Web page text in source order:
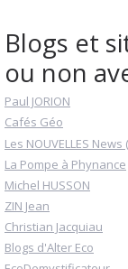
Blogs et
ou non
Paul JORION
Cafés Géo
Les NOUVELLES
La Pompe à Phynance
Michel HUSSON
ZIN Jean
Christian Jacquiau
Blogs d'Alter Eco